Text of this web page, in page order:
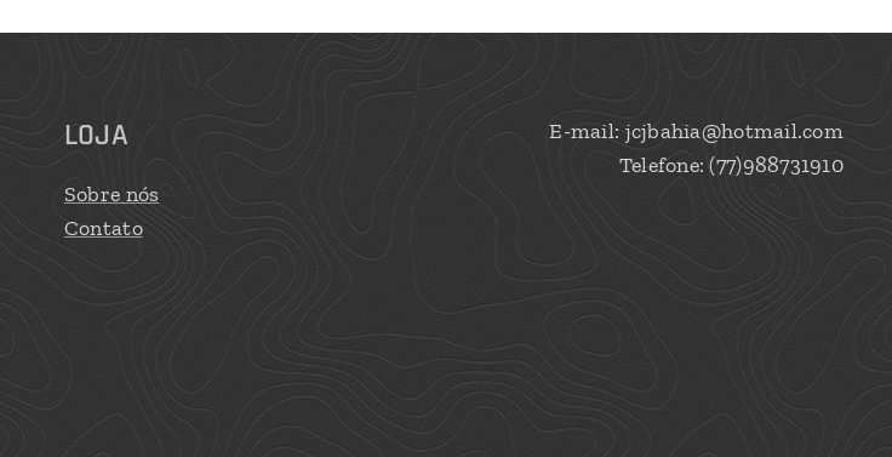
LOJA
Sobre nós
Contato
E-mail: jcjbahia@hotmail.com
Telefone: (77)988731910